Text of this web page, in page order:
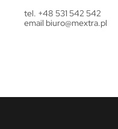
tel. +48 531 542 542
email biuro@mextra.pl